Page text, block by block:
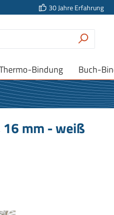
30 Jahre Erfahrung
Bindung Buch-
16 mm - weiß